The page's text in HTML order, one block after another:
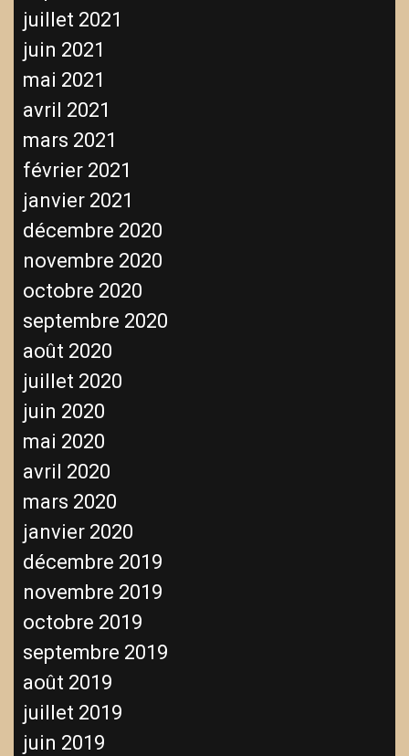
juillet 2021
juin 2021
mai 2021
avril 2021
mars 2021
février 2021
janvier 2021
décembre 2020
novembre 2020
octobre 2020
septembre 2020
août 2020
juillet 2020
juin 2020
mai 2020
avril 2020
mars 2020
janvier 2020
décembre 2019
novembre 2019
octobre 2019
septembre 2019
août 2019
juillet 2019
juin 2019